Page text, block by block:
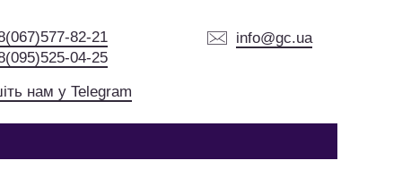
82-21
04-25
нам у Telegram
info@gc.ua